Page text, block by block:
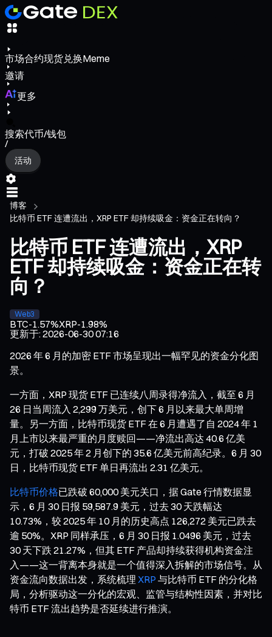
市场合约现货兑换Meme
邀请
更多
搜索代币/钱包
/
活动
博客
比特币 ETF 连遭流出，XRP ETF 却持续吸金：资金正在转向？
比特币 ETF 连遭流出，XRP
ETF 却持续吸金：资金正在转
向？
Web3
BTC-1.57%XRP-1.98%
更新于:2026-06-30 07:16
2026 年 6 月的加密 ETF 市场呈现出一幅罕见的资金分化图
景。
一方面，XRP 现货 ETF 已连续八周录得净流入，截至 6 月
26 日当周流入 2,299 万美元，创下 6 月以来最大单周增
量。另一方面，比特币现货 ETF 在 6 月遭遇了自 2024 年 1
月上市以来最严重的月度赎回——净流出高达 40.6 亿美
元，打破 2025 年 2 月创下的 35.6 亿美元前高纪录。6 月 30
日，比特币现货 ETF 单日再流出 2.31 亿美元。
比特币价格已跌破 60,000 美元关口，据 Gate 行情数据显
示，6 月 30 日报 59,587.9 美元，过去 30 天跌幅达
10.73%，较 2025 年 10 月的历史高点 126,272 美元已跌去
逾 50%。XRP 同样承压，6 月 30 日报 1.0496 美元，过去
30 天下跌 21.27%，但其 ETF 产品却持续获得机构资金注
入——这一背离本身就是一个值得深入拆解的市场信号。从
资金流向数据出发，系统梳理 XRP 与比特币 ETF 的分化格
局，分析驱动这一分化的宏观、监管与结构性因素，并对比
特币 ETF 流出趋势是否延续进行推演。